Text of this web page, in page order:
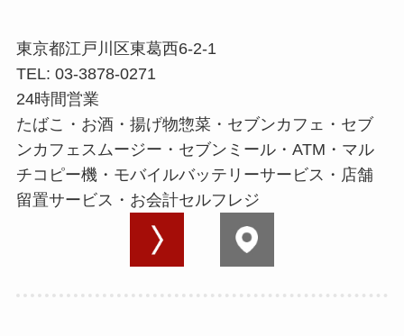
東京都江戸川区東葛西6-2-1
TEL: 03-3878-0271
24時間営業
たばこ・お酒・揚げ物惣菜・セブンカフェ・セブ
ンカフェスムージー・セブンミール・ATM・マル
チコピー機・モバイルバッテリーサービス・店舗
留置サービス・お会計セルフレジ